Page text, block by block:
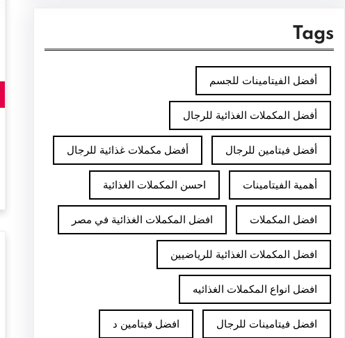
Tags
أفضل الفيتامينات للجسم
أفضل المكملات الغذائية للرجال
أفضل فيتامين للرجال أفضل مكملات غذائية للرجال
أهمية الفيتامينات احسن المكملات الغذائية
افضل المكملات افضل المكملات الغذائية في مصر
افضل المكملات الغذائية للرياضيين
افضل انواع المكملات الغذائيه
افضل فيتامينات للرجال افضل فيتامين د